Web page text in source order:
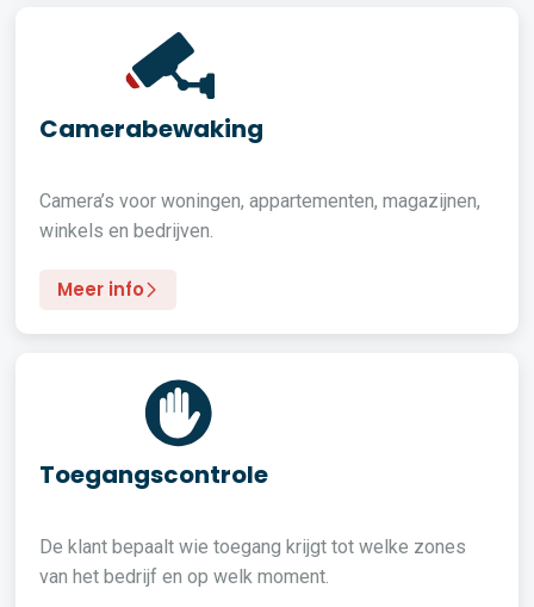
Camerabewaking
Camera’s voor woningen, appartementen, magazijnen,
winkels en bedrijven.
Meer info
Toegangscontrole
De klant bepaalt wie toegang krijgt tot welke zones
van het bedrijf en op welk moment.